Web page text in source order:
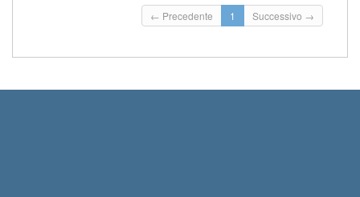
Termine
← Precedente 1 Successivo →